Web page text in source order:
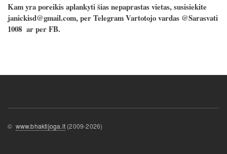
Kam yra poreikis aplankyti šias nepaprastas vietas, susisiekite
janickisd@gmail.com, per Telegram Vartotojo vardas @Sarasvati
1008 ar per FB.
© www.bhaktijoga.lt (2009-2026)